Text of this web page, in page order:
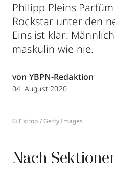
Philipp Pleins
Rockstar unter den
Eins ist klar:
maskulin wie nie.
von YBPN-Redaktion
04. August 2020
© Estrop / Getty Images
Nach